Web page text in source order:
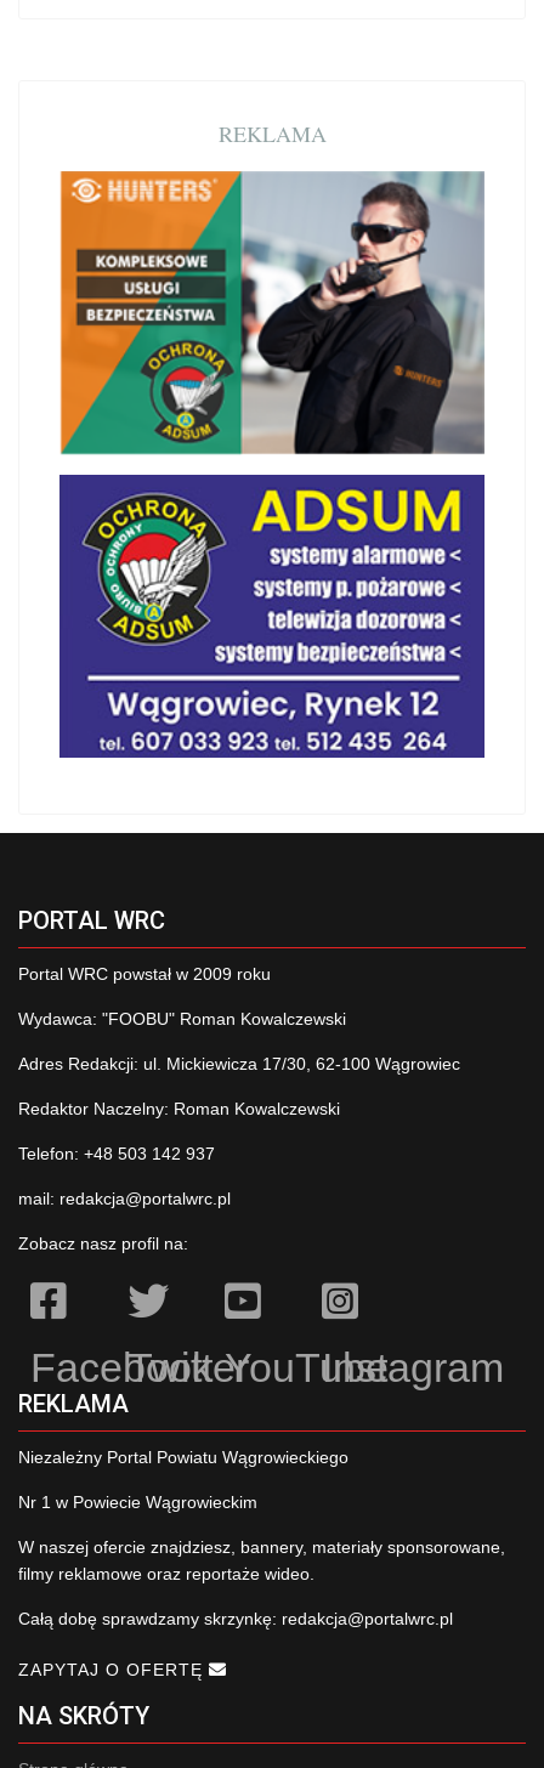
REKLAMA
PORTAL WRC
Portal WRC powstał w 2009 roku
Wydawca: "FOOBU" Roman Kowalczewski
Adres Redakcji: ul. Mickiewicza 17/30, 62-100 Wągrowiec
Redaktor Naczelny: Roman Kowalczewski
Telefon: +48 503 142 937
mail: redakcja@portalwrc.pl
Zobacz nasz profil na:
Facebook
TwitterYouTubeInstagram
REKLAMA
Niezależny Portal Powiatu Wągrowieckiego
Nr 1 w Powiecie Wągrowieckim
W naszej ofercie znajdziesz, bannery, materiały sponsorowane,
filmy reklamowe oraz reportaże wideo.
Całą dobę sprawdzamy skrzynkę: redakcja@portalwrc.pl
ZAPYTAJ O OFERTĘ
NA SKRÓTY